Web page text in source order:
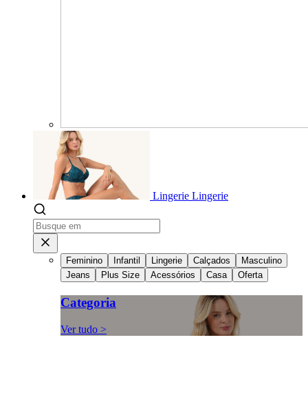
Lingerie Lingerie
Feminino Infantil Lingerie Calçados
Masculino
Jeans
Plus Size Acessórios Casa Oferta
Categoria
Ver tudo >